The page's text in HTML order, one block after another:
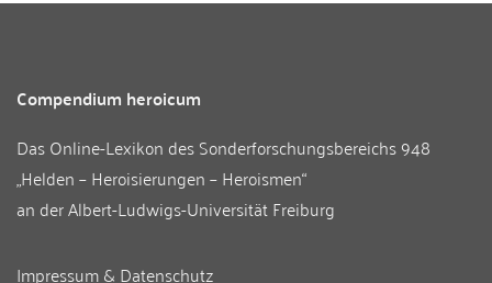
Compendium heroicum
Das Online-Lexikon desSonderforschungsbereichs 948
„Helden – Heroisierungen – Heroismen“
an derAlbert-Ludwigs-Universität Freiburg
Impressum & Datenschutz